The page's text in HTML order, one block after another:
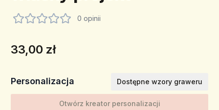
0 opinii
33,00 zł
Personalizacja Dostępne wzory graweru
Otwórz kreator personalizacji